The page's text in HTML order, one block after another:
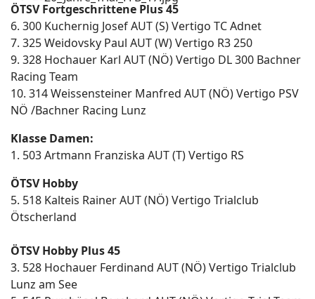
ÖTSV Fortgeschrittene Plus 45
6. 300 Kuchernig Josef AUT (S) Vertigo TC Adnet
7. 325 Weidovsky Paul AUT (W) Vertigo R3 250
9. 328 Hochauer Karl AUT (NÖ) Vertigo DL 300 Bachner
Racing Team
10. 314 Weissensteiner Manfred AUT (NÖ) Vertigo PSV
NÖ /Bachner Racing Lunz
Klasse Damen:
1. 503 Artmann Franziska AUT (T) Vertigo RS
ÖTSV Hobby
5. 518 Kalteis Rainer AUT (NÖ) Vertigo Trialclub
Ötscherland
ÖTSV Hobby Plus 45
3. 528 Hochauer Ferdinand AUT (NÖ) Vertigo Trialclub
Lunz am See